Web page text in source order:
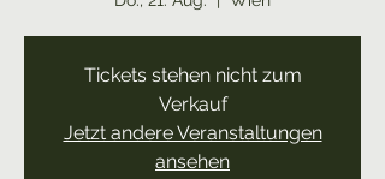
Tickets stehen nicht zum
Verkauf
Jetzt andere Veranstaltungen
ansehen